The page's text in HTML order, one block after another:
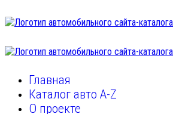
Главная
Каталог авто A-Z
О проекте